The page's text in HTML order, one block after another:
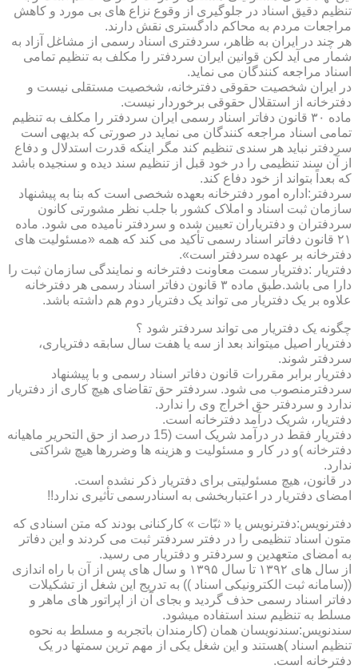
تنظیم دقیق اسناد در جلوگیری از وقوع نزاع های بی مورد و کاهش
مراجعات مردم به محاکم دادگستری نقش دارند.
هر چند در ایران به ظاهر، سردفتری اسناد رسمی از مشاغل آزاد به
شمار می آید لکن قوانین ایران سردفتر را مکلف به تنظیم تمامی
اسناد مراجعه کنندگان می نماید.
در ایران شخصیت حقوقی دفترخانه، شخصیت مستقلی نیست و
دفترخانه از استقلال حقوقی برخوردار نیست.
ماده ۳۰ قانون دفاتر اسناد رسمی ایران سردفتر را مکلف به تنظیم
تمامی اسناد مراجعه کنندگان می نماید در صورتی که بدیهی است
سردفتر نباید هر سندی تنظیم کند مگر اینکه قدرت استدلال و دفاع
از آن سند تنظیمی را در خود قبل از تنظیم سند دیده و سنجیده باشد
که بعداً بتواند از خود دفاع کند.
سردفتر:اداره امور دفترخانه بعهده شخصی است که بنا به پیشنهاد
سازمان ثبت اسناد و املاک کشور با جلب نظر مشورتی کانون
سردفتران و دفتریاران تعیین شده و سردفتر نامیده می شود. ماده
۲۱ قانون دفاتر اسناد رسمی تأکید می کند که همه «مسئولیت های
دفترخانه بر عهده سردفتر است».
دفتریار :دفتریار سمت معاونت دفترخانه و نمایندگی سازمان ثبت را
دارا می باشد.طبق ماده ۳ قانون دفاتر اسناد رسمی هر دفترخانه
علاوه بر یک دفتریار می تواند یک دفتریار دوم هم داشته باشد.
چگونه یک دفتریار می تواند سردفتر شود ؟
دفتریار اصیل میتواند بعد از سه یا هفت سال سابقه دفتریاری،
سردفتر شوند.
دفتریار برابر مقررات قانون دفاتر اسناد رسمی و با پیشنهاد
سردفترمنصوب می شود. سردفتر حق تقاضای هیچ کاری از دفتریار
ندارد و سردفتر حق اخراج وی را ندارد.
دفتریار، شریک درآمد دفترخانه است.
دفتریار فقط در درآمد شریک است (15 درصد از حق التحریر ماهیانه
دفترخانه )و در کار و مسئولیت و هزینه ها وضررها هیچ شراکتی
ندارد.
در قانون، هیچ مسئولیتی برای دفتریار ذکر نشده است.
امضای دفتریار در اعتباربخشی به اسنادرسمی تأثیری ندارد!!
دفترنویس:دفترنویس یا « ثبّات » کارکنانی بودند که متن اسنادی که
متون اسناد تنظیمی را در دفتر سردفتر ثبت می کردند و این دفاتر
به امضای متعهدین و سردفتر و دفتریار می رسید.
از سال های ۱۳۹۲ تا سال ۱۳۹۵ و سال های پس از آن با راه اندازی
((سامانه ثبت الکترونیکی اسناد )) به تدریج این شغل از تشکیلات
دفاتر اسناد رسمی حذف گردید و بجای آن از اپراتور های ماهر و
مسلط به تنظیم سند استفاده میشود.
سندنویس:سندنویسان همان (کارمندان باتجربه و مسلط به نحوه
تنظیم اسناد )هستند و این شغل یکی از مهم ترین سمتها در یک
دفترخانه است.